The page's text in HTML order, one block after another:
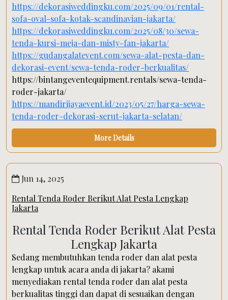
https://dekorasiweddingku.com/2025/09/01/rental-
sofa-oval-sofa-kotak-scandinavian-jakarta/
https://dekorasiweddingku.com/2025/08/30/sewa-
tenda-kursi-meja-dan-misty-fan-jakarta/
https://gudangalatevent.com/sewa-alat-pesta-dan-
dekorasi-event/sewa-tenda-roder-berkualitas/
https://bintangeventequipment.rentals/sewa-tenda-
roder-jakarta/
https://mandirijayaevent.id/2023/05/27/harga-sewa-
tenda-roder-dekorasi-serut-jakarta-selatan/
More Details
Jun 14, 2025
Rental Tenda Roder Berikut Alat Pesta Lengkap
Jakarta
Rental Tenda Roder Berikut Alat Pesta
Lengkap Jakarta
Sedang membutuhkan tenda roder dan alat pesta
lengkap untuk acara anda di jakarta? akami
menyediakan rental tenda roder dan alat pesta
berkualitas tinggi dan dapat di sesuaikan dengan